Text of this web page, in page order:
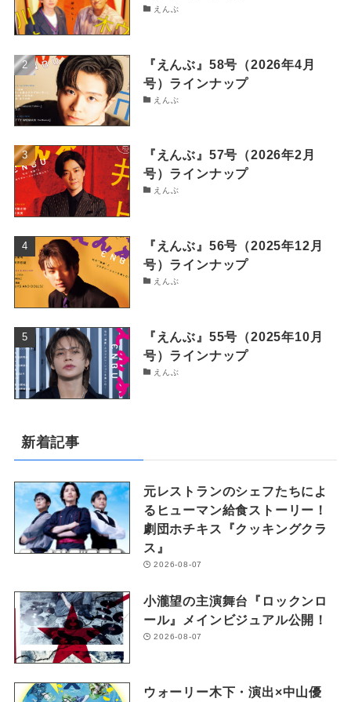
えんぶ
『えんぶ』58号（2026年4月
号）ラインナップ
えんぶ
『えんぶ』57号（2026年2月
号）ラインナップ
えんぶ
『えんぶ』56号（2025年12月
号）ラインナップ
えんぶ
『えんぶ』55号（2025年10月
号）ラインナップ
えんぶ
新着記事
元レストランのシェフたちによ
るヒューマン給食ストーリー！
劇団ホチキス『クッキングクラ
ス』
2026-08-07
小瀧望の主演舞台『ロックンロ
ール』メインビジュアル公開！
2026-08-07
ウォーリー木下・演出×中山優